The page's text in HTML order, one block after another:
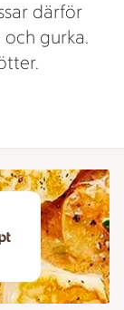
därför
gurka.